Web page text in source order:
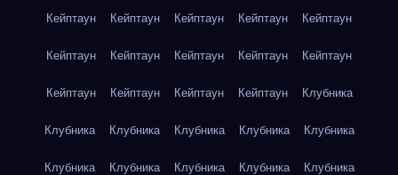
Кейптаун Кейптаун Кейптаун Кейптаун Кейптаун
Кейптаун Кейптаун Кейптаун Кейптаун Кейптаун
Кейптаун Кейптаун Кейптаун Кейптаун Клубника
Клубника Клубника Клубника Клубника Клубника
Клубника Клубника Клубника Клубника Клубника